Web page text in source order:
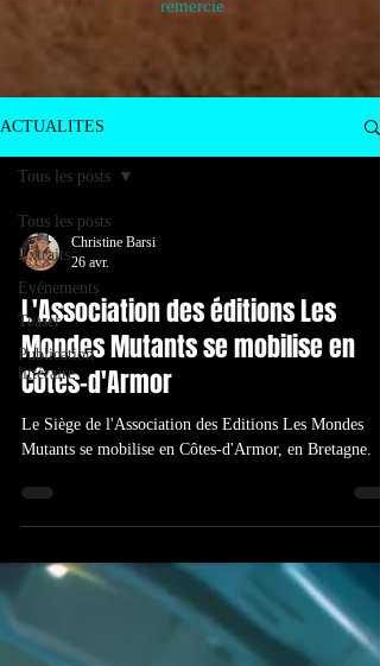
remercie
ACTUALITES
Tous les posts
Extraits
Evénements
Teaser
Publication
littéraire
Tous les posts
Christine Barsi
26 avr.
L'Association des éditions Les
Mondes Mutants se mobilise en
Côtes-d'Armor
Le Siège de l'Association des Editions Les Mondes
Mutants se mobilise en Côtes-d'Armor, en Bretagne.